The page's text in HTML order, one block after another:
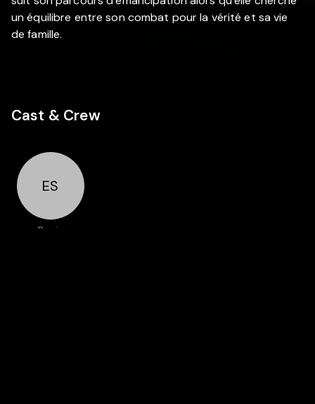
un équilibre entre son combat pour la vérité et sa vie
de famille.
Cast & Crew
ES
Regie